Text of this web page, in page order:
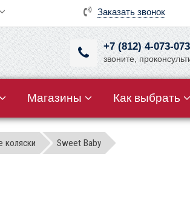
Заказать звонок
+7 (812) 4-073-073
звоните,
Магазины Как выбрать
коляски Sweet Baby